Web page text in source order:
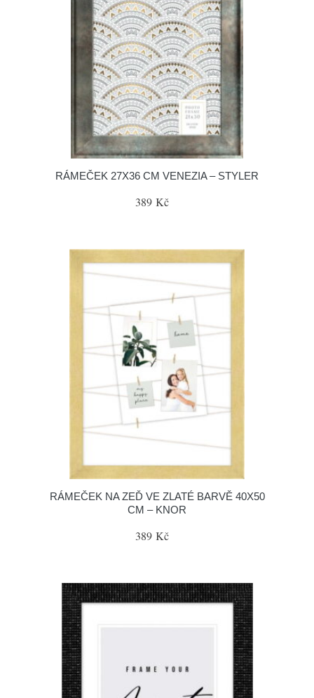
RÁMEČEK 27X36 CM VENEZIA – STYLER
389 Kč
RÁMEČEK NA ZEĎ VE ZLATÉ BARVĚ 40X50
CM – KNOR
389 Kč